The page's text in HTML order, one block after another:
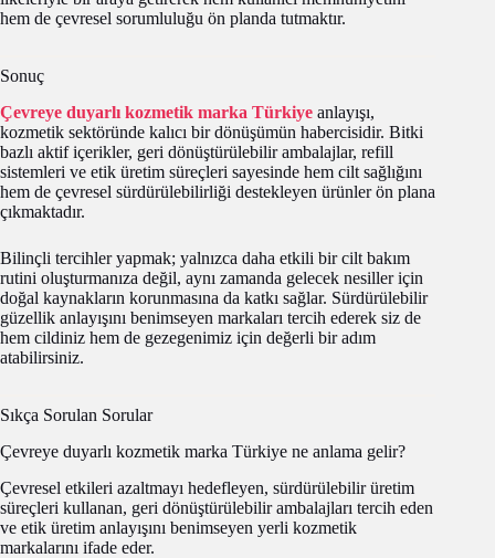
hem de çevresel sorumluluğu ön planda tutmaktır.
Sonuç
Çevreye duyarlı kozmetik marka Türkiye anlayışı,
kozmetik sektöründe kalıcı bir dönüşümün habercisidir. Bitki
bazlı aktif içerikler, geri dönüştürülebilir ambalajlar, refill
sistemleri ve etik üretim süreçleri sayesinde hem cilt sağlığını
hem de çevresel sürdürülebilirliği destekleyen ürünler ön plana
çıkmaktadır.
Bilinçli tercihler yapmak; yalnızca daha etkili bir cilt bakım
rutini oluşturmanıza değil, aynı zamanda gelecek nesiller için
doğal kaynakların korunmasına da katkı sağlar. Sürdürülebilir
güzellik anlayışını benimseyen markaları tercih ederek siz de
hem cildiniz hem de gezegenimiz için değerli bir adım
atabilirsiniz.
Sıkça Sorulan Sorular
Çevreye duyarlı kozmetik marka Türkiye ne anlama gelir?
Çevresel etkileri azaltmayı hedefleyen, sürdürülebilir üretim
süreçleri kullanan, geri dönüştürülebilir ambalajları tercih eden
ve etik üretim anlayışını benimseyen yerli kozmetik
markalarını ifade eder.